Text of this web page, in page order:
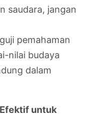
saudara, jangan
pemahaman
nilai budaya
dalam
untuk